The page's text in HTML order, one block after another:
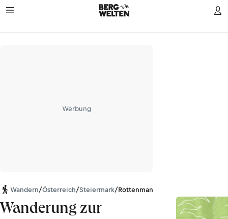
Werbung
Wandern/Österreich/Steiermark/Rottenmanner und Wölzer Tauern
Wanderung zur